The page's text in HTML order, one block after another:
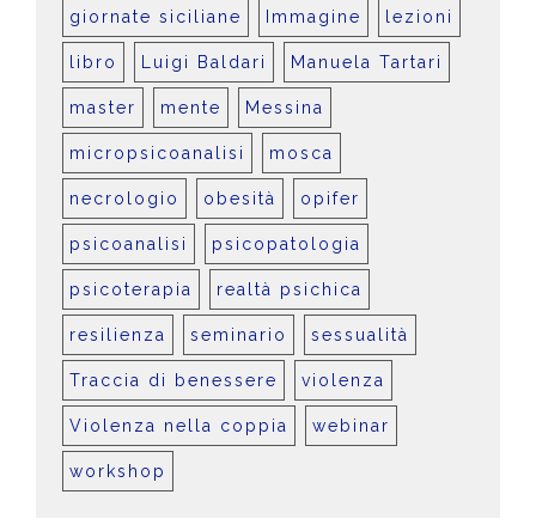
giornate siciliane Immagine lezioni
libro Luigi Baldari Manuela Tartari
master mente Messina
micropsicoanalisi mosca
necrologio obesità opifer
psicoanalisi psicopatologia
psicoterapia realtà psichica
resilienza seminario sessualità
Traccia di benessere violenza
Violenza nella coppia webinar
workshop